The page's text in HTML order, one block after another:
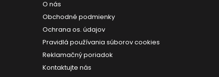
O nás
Obchodné podmienky
Ochrana os. údajov
Pravidlá používania súborov cookies
Reklamačný poriadok
Kontaktujte nás